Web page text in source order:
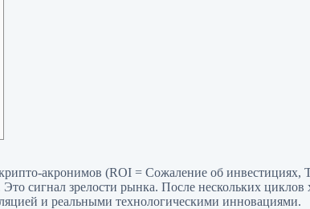
акронимов (ROI = Сожаление об
сигнал зрелости рынка. После нескольких
и реальными технологическими инновациями.